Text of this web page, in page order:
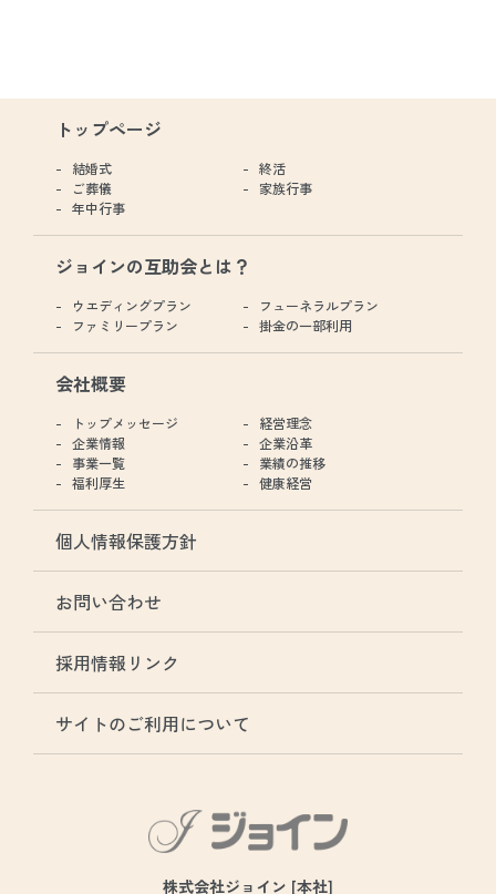
トップページ
結婚式
終活
ご葬儀
家族行事
年中行事
ジョインの互助会とは？
ウエディングプラン
フューネラルプラン
ファミリープラン
掛金の一部利用
会社概要
トップメッセージ
経営理念
企業情報
企業沿革
事業一覧
業績の推移
福利厚生
健康経営
個人情報保護方針
お問い合わせ
採用情報リンク
サイトのご利用について
株式会社ジョイン [本社]